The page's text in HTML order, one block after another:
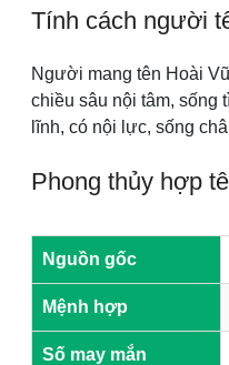
Tính cách người
Người mang tên Hoài
chiều sâu nội tâm, sống
lĩnh, có nội lực, sống
Phong thủy hợp
Nguồn gốc
Mệnh hợp
Số may mắn